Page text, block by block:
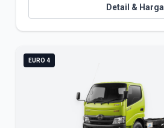
Detail & Harga
EURO 4